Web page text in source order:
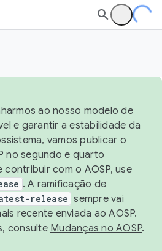
ao nosso modelo de
e garantir a estabilidade da
vamos publicar o
no segundo e quarto
com o AOSP, use
. A ramificação de
release sempre vai
recente enviada ao AOSP.
consulte Mudanças no AOSP.